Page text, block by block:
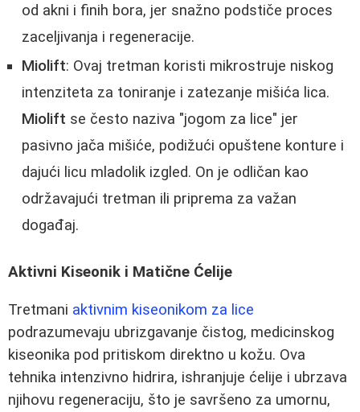
od akni i finih bora, jer snažno podstiče proces
zaceljivanja i regeneracije.
Miolift: Ovaj tretman koristi mikrostruje niskog
intenziteta za toniranje i zatezanje mišića lica.
Miolift se često naziva "jogom za lice" jer
pasivno jača mišiće, podižući opuštene konture i
dajući licu mladolik izgled. On je odličan kao
održavajući tretman ili priprema za važan
događaj.
Aktivni Kiseonik i Matične Ćelije
Tretmani aktivnim kiseonikom za lice
podrazumevaju ubrizgavanje čistog, medicinskog
kiseonika pod pritiskom direktno u kožu. Ova
tehnika intenzivno hidrira, ishranjuje ćelije i ubrzava
njihovu regeneraciju, što je savršeno za umornu,